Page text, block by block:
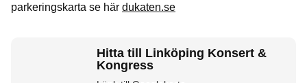
parkeringskarta se här dukaten.se
Hitta till Linköping Konsert &
Kongress